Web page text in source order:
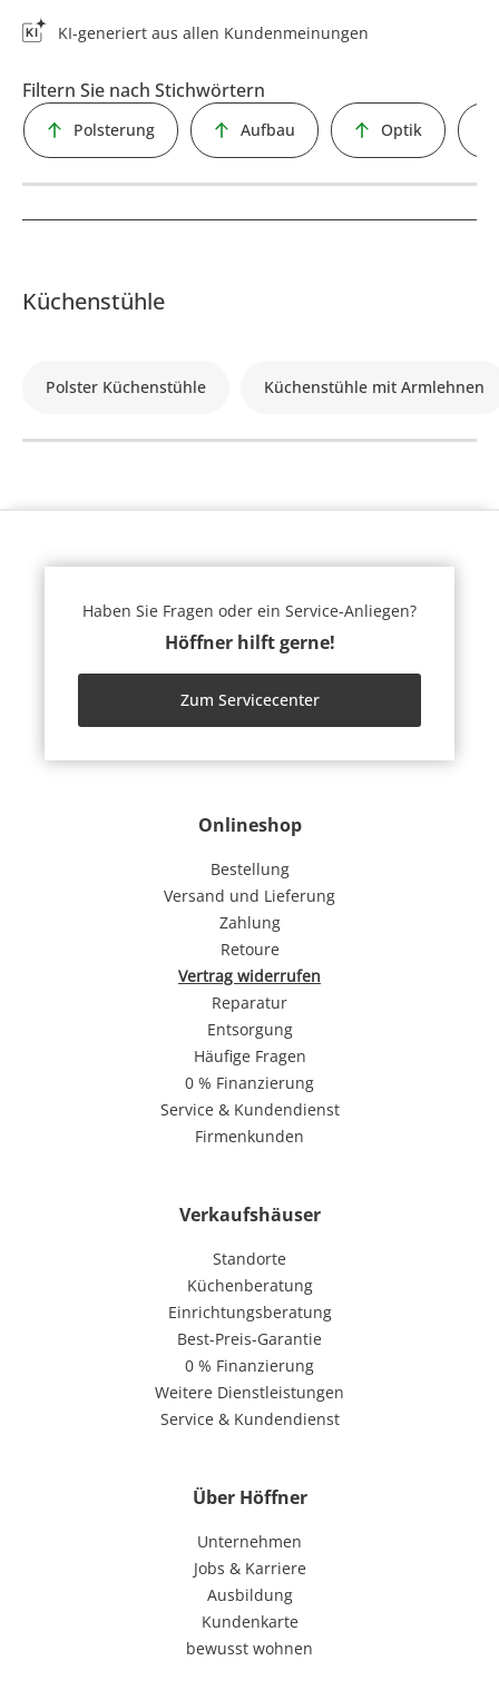
KI-generiert aus allen Kundenmeinungen
Filtern Sie nach Stichwörtern
Polsterung Aufbau Optik
Küchenstühle
Polster Küchenstühle Küchenstühle mit Armlehnen
Onlineshop
Bestellung
Versand und Lieferung
Zahlung
Retoure
Vertrag widerrufen
Reparatur
Entsorgung
Häufige Fragen
0 % Finanzierung
Service & Kundendienst
Firmenkunden
Verkaufshäuser
Standorte
Küchenberatung
Einrichtungsberatung
Best-Preis-Garantie
0 % Finanzierung
Weitere Dienstleistungen
Service & Kundendienst
Über Höffner
Unternehmen
Jobs & Karriere
Ausbildung
Kundenkarte
bewusst wohnen
Haben Sie Fragen oder ein Service-Anliegen?
Höffner hilft gerne!
Zum Servicecenter